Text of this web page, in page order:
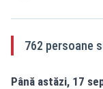
762 persoane
Până astăzi, 17